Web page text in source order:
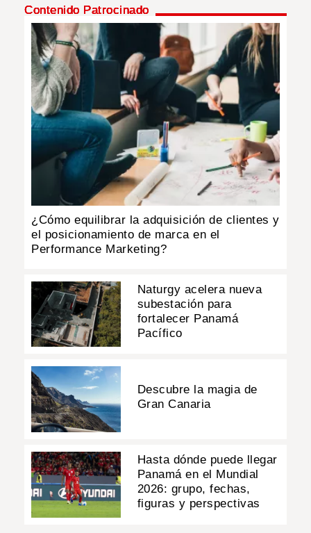
MULTIMEDIA
IMPRESO
Contenido Patrocinado
¿Cómo equilibrar la adquisición de clientes y
el posicionamiento de marca en el
Performance Marketing?
Naturgy acelera nueva
subestación para
fortalecer Panamá
Pacífico
Descubre la magia de
Gran Canaria
Hasta dónde puede llegar
Panamá en el Mundial
2026: grupo, fechas,
figuras y perspectivas